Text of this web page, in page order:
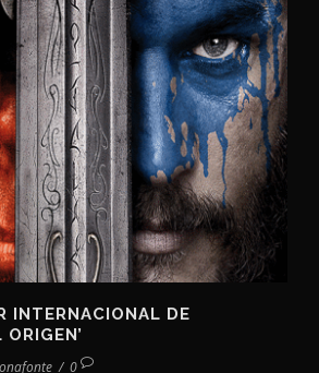
INTERNACIONAL DE
/ 0